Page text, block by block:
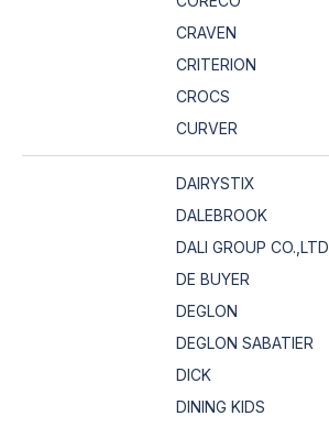
CRAVEN
CRITERION
CROCS
CURVER
DAIRYSTIX
DALEBROOK
DALI GROUP CO.,LTD
DE BUYER
DEGLON
DEGLON SABATIER
DICK
DINING KIDS